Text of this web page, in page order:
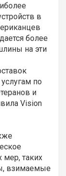
в
более
на эти
по
и
Vision
мер, таких
взимаемые